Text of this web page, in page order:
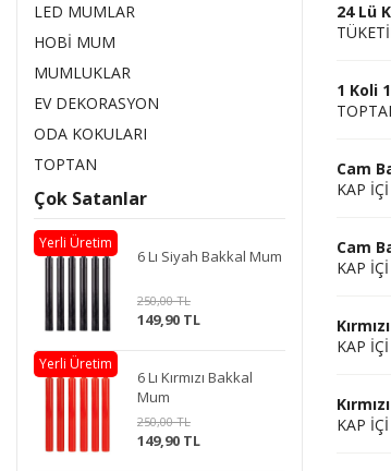
LED MUMLAR
HOBİ MUM
MUMLUKLAR
EV DEKORASYON
ODA KOKULARI
TOPTAN
Çok Satanlar
6 Lı Siyah Bakkal Mum
250,00 TL
149,90 TL
Yerli Üretim
6 Lı Kırmızı Bakkal
Mum
250,00 TL
149,90 TL
Yerli Üretim
24 Lü
1 Koli
Cam
KAP
Cam
KAP
KAP
KAP